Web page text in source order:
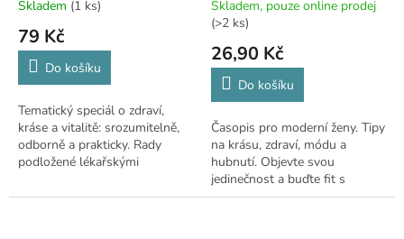
Skladem (1 ks)
79 Kč
Do košíku
Tematický speciál o zdraví,
kráse a vitalitě: srozumitelně,
odborně a prakticky. Rady
podložené lékařskými
Skladem, pouze online prodej
(>2 ks)
26,90 Kč
Do košíku
Časopis pro moderní ženy. Tipy
na krásu, zdraví, módu a
hubnutí. Objevte svou
jedinečnost a buďte fit s
Krásná & zdravá.